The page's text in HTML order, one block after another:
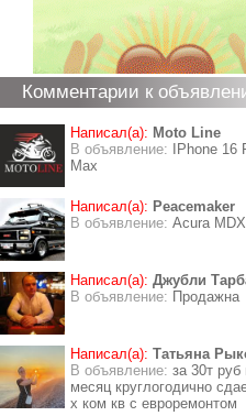
Комментарии к
Написал(а): Moto Line
В объявление:
IPhone 16
Max
Написал(а): Peacemaker
В объявление: Acura MDX
Написал(а): Джубли
В объявление: Продажна
Написал(а): Татьяна
В объявление: за 30т руб
месяц круглогодично
х ком кв с евроремонтом